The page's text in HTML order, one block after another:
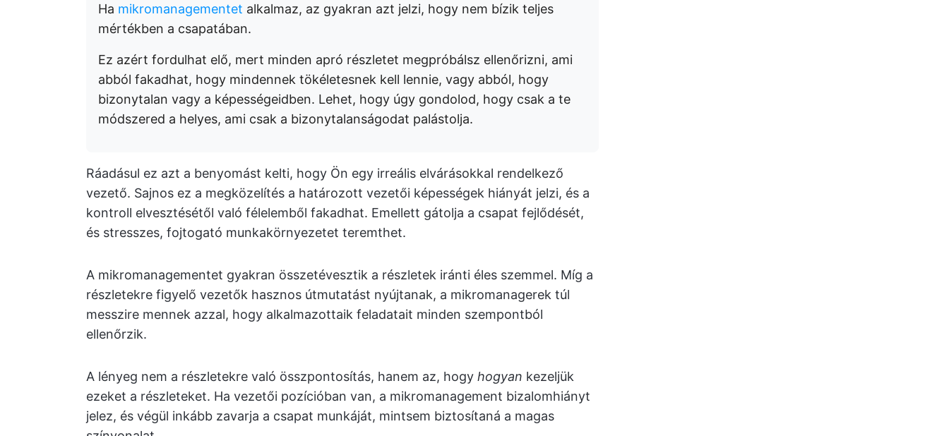
Ha mikromanagementet alkalmaz, az gyakran azt jelzi, hogy nem bízik teljes
mértékben a csapatában.
Ez azért fordulhat elő, mert minden apró részletet megpróbálsz ellenőrizni, ami
abból fakadhat, hogy mindennek tökéletesnek kell lennie, vagy abból, hogy
bizonytalan vagy a képességeidben. Lehet, hogy úgy gondolod, hogy csak a te
módszered a helyes, ami csak a bizonytalanságodat palástolja.
Ráadásul ez azt a benyomást kelti, hogy Ön egy irreális elvárásokkal rendelkező
vezető. Sajnos ez a megközelítés a határozott vezetői képességek hiányát jelzi, és a
kontroll elvesztésétől való félelemből fakadhat. Emellett gátolja a csapat fejlődését,
és stresszes, fojtogató munkakörnyezetet teremthet.
A mikromanagementet gyakran összetévesztik a részletek iránti éles szemmel. Míg a
részletekre figyelő vezetők hasznos útmutatást nyújtanak, a mikromanagerek túl
messzire mennek azzal, hogy alkalmazottaik feladatait minden szempontból
ellenőrzik.
A lényeg nem a részletekre való összpontosítás, hanem az, hogy hogyan kezeljük
ezeket a részleteket. Ha vezetői pozícióban van, a mikromanagement bizalomhiányt
jelez, és végül inkább zavarja a csapat munkáját, mintsem biztosítaná a magas